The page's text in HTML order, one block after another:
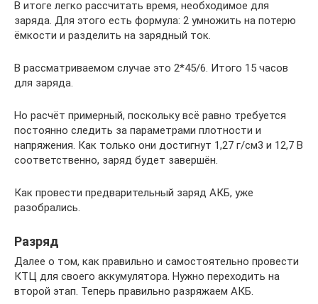
В итоге легко рассчитать время, необходимое для
заряда. Для этого есть формула: 2 умножить на потерю
ёмкости и разделить на зарядный ток.
В рассматриваемом случае это 2*45/6. Итого 15 часов
для заряда.
Но расчёт примерный, поскольку всё равно требуется
постоянно следить за параметрами плотности и
напряжения. Как только они достигнут 1,27 г/см3 и 12,7 В
соответственно, заряд будет завершён.
Как провести предварительный заряд АКБ, уже
разобрались.
Разряд
Далее о том, как правильно и самостоятельно провести
КТЦ для своего аккумулятора. Нужно переходить на
второй этап. Теперь правильно разряжаем АКБ.